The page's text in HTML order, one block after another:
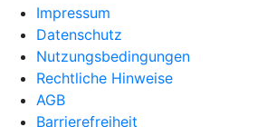
Impressum
Datenschutz
Nutzungsbedingungen
Rechtliche Hinweise
AGB
Barrierefreiheit